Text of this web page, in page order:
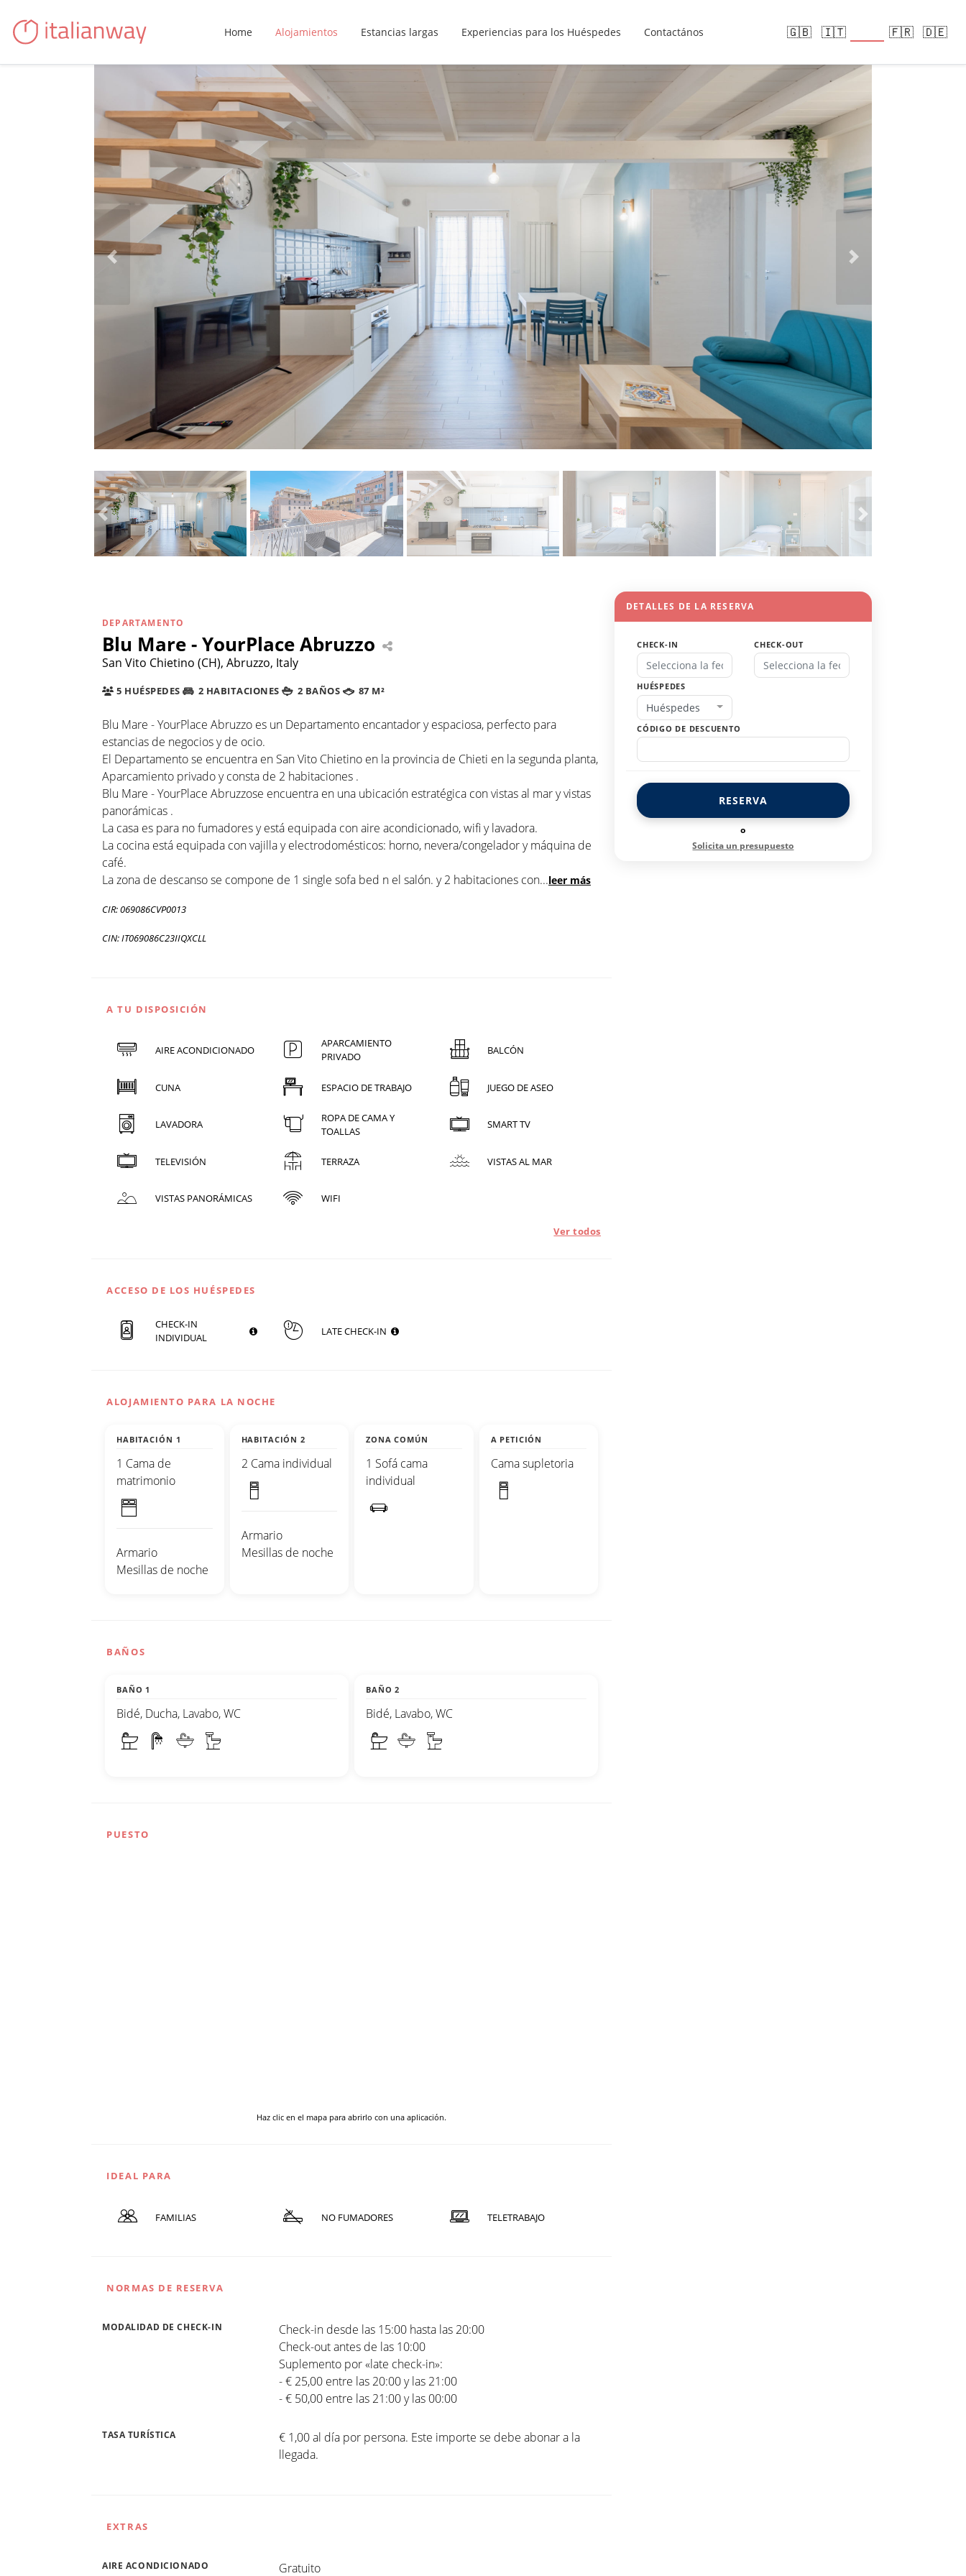
Home Alojamientos Estancias largas Experiencias para los Huéspedes Contactános 🇬🇧 🇮🇹 🇫🇷 🇩🇪
DEPARTAMENTO
Blu Mare - YourPlace Abruzzo
San Vito Chietino (CH), Abruzzo, Italy
5 HUÉSPEDES 2 HABITACIONES 2 BAÑOS 87 M²
Blu Mare - YourPlace Abruzzo es un Departamento encantador y espaciosa, perfecto para
estancias de negocios y de ocio.
El Departamento se encuentra en San Vito Chietino en la provincia de Chieti en la segunda planta,
Aparcamiento privado y consta de 2 habitaciones .
Blu Mare - YourPlace Abruzzose encuentra en una ubicación estratégica con vistas al mar y vistas
panorámicas .
La casa es para no fumadores y está equipada con aire acondicionado, wifi y lavadora.
La cocina está equipada con vajilla y electrodomésticos: horno, nevera/congelador y máquina de
café.
La zona de descanso se compone de 1 single sofa bed n el salón. y 2 habitaciones con...leer más
CIR: 069086CVP0013
CIN: IT069086C23IIQXCLL
A TU DISPOSICIÓN
AIRE ACONDICIONADO
APARCAMIENTO
PRIVADO
BALCÓN
CUNA ESPACIO DE TRABAJO JUEGO DE ASEO
LAVADORA
ROPA DE CAMA Y
TOALLAS
SMART TV
TELEVISIÓN TERRAZA VISTAS AL MAR
VISTAS PANORÁMICAS WIFI
Ver todos
ACCESO DE LOS HUÉSPEDES
CHECK-IN
INDIVIDUAL
LATE CHECK-IN
ALOJAMIENTO PARA LA NOCHE
HABITACIÓN 1
1 Cama de
matrimonio
Armario
Mesillas de noche
HABITACIÓN 2
2 Cama individual
Armario
Mesillas de noche
ZONA COMÚN
1 Sofá cama
individual
A PETICIÓN
Cama supletoria
BAÑOS
BAÑO 1
Bidé, Ducha, Lavabo, WC
BAÑO 2
Bidé, Lavabo, WC
PUESTO
Haz clic en el mapa para abrirlo con una aplicación.
IDEAL PARA
FAMILIAS NO FUMADORES TELETRABAJO
NORMAS DE RESERVA
MODALIDAD DE CHECK-IN
Check-in desde las 15:00 hasta las 20:00
Check-out antes de las 10:00
Suplemento por «late check-in»:
- € 25,00 entre las 20:00 y las 21:00
- € 50,00 entre las 21:00 y las 00:00
TASA TURÍSTICA
€ 1,00 al día por persona. Este importe se debe abonar a la
llegada.
EXTRAS
AIRE ACONDICIONADO Gratuito
DETALLES DE LA RESERVA
CHECK-IN CHECK-OUT
HUÉSPEDES
Huéspedes
CÓDIGO DE DESCUENTO
RESERVA
o
Solicita un presupuesto